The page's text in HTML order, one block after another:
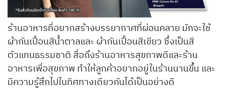
ร้านอาหารที่อยากสร้างบรรยากาศที่ผ่อนคลาย มักจะใช้
ผ้ากันเปื้อนสีน้ำตาลและ ผ้ากันเปื้อนสีเขียว ซึ่งเป็นสี
ตัวแทนธรรมชาติ สื่อถึงร้านอาหารสุขภาพดีและร้าน
อาหารเพื่อสุขภาพ ทำให้ลูกค้าอยากอยู่ในร้านนานขึ้น และ
มีความรู้สึกไปในทิศทางเดียวกันได้เป็นอย่างดี